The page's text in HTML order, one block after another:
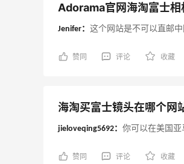
Adorama官网海淘富士相
Jenifer： 这个网站是不可以直邮
赞同 评论 收藏
海淘买富士镜头在哪个网
jieloveqing5692： 你可以在美国
赞同 评论 收藏
LN-CC
Macy's：美妆10日闪促精选
今日关注：雅诗兰黛洁面、兰蔻遮瑕等